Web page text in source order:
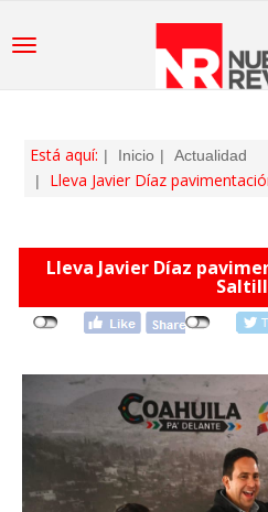
Está aquí: Inicio Actualidad
Lleva Javier Díaz
Lleva Javier Díaz